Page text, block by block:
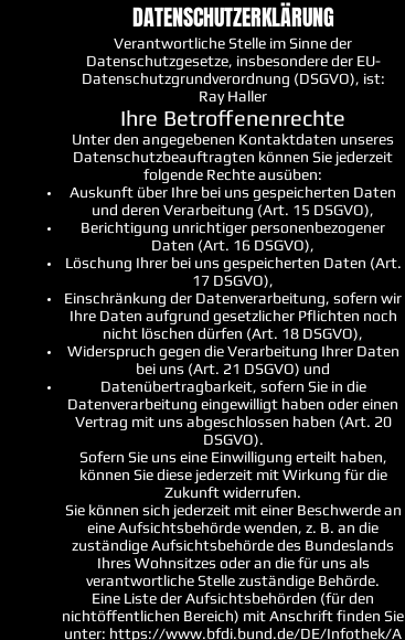
DATENSCHUTZERKLÄRUNG
Verantwortliche Stelle im Sinne der
Datenschutzgesetze, insbesondere der EU-
Datenschutzgrundverordnung (DSGVO), ist:
Ray Haller
Ihre Betroffenenrechte
Unter den angegebenen Kontaktdaten unseres
Datenschutzbeauftragten können Sie jederzeit
folgende Rechte ausüben:
Auskunft über Ihre bei uns gespeicherten Daten
und deren Verarbeitung (Art. 15 DSGVO),
Berichtigung unrichtiger personenbezogener
Daten (Art. 16 DSGVO),
Löschung Ihrer bei uns gespeicherten Daten (Art.
17 DSGVO),
Einschränkung der Datenverarbeitung, sofern wir
Ihre Daten aufgrund gesetzlicher Pflichten noch
nicht löschen dürfen (Art. 18 DSGVO),
Widerspruch gegen die Verarbeitung Ihrer Daten
bei uns (Art. 21 DSGVO) und
Datenübertragbarkeit, sofern Sie in die
Datenverarbeitung eingewilligt haben oder einen
Vertrag mit uns abgeschlossen haben (Art. 20
DSGVO).
Sofern Sie uns eine Einwilligung erteilt haben,
können Sie diese jederzeit mit Wirkung für die
Zukunft widerrufen.
Sie können sich jederzeit mit einer Beschwerde an
eine Aufsichtsbehörde wenden, z. B. an die
zuständige Aufsichtsbehörde des Bundeslands
Ihres Wohnsitzes oder an die für uns als
verantwortliche Stelle zuständige Behörde.
Eine Liste der Aufsichtsbehörden (für den
nichtöffentlichen Bereich) mit Anschrift finden Sie
unter: https://www.bfdi.bund.de/DE/Infothek/A